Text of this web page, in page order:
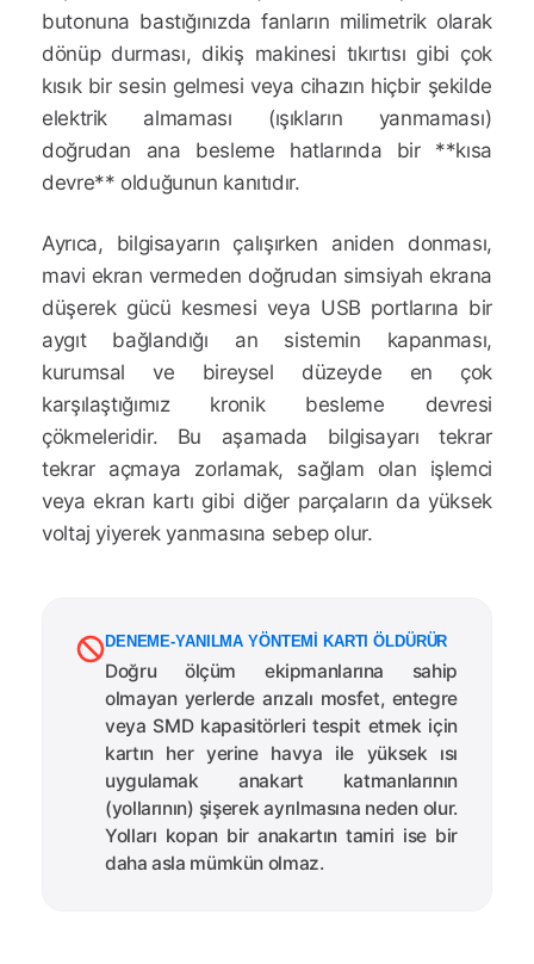
butonuna bastığınızda fanların milimetrik olarak
dönüp durması, dikiş makinesi tıkırtısı gibi çok
kısık bir sesin gelmesi veya cihazın hiçbir şekilde
elektrik almaması (ışıkların yanmaması)
doğrudan ana besleme hatlarında bir **kısa
devre** olduğunun kanıtıdır.
Ayrıca, bilgisayarın çalışırken aniden donması,
mavi ekran vermeden doğrudan simsiyah ekrana
düşerek gücü kesmesi veya USB portlarına bir
aygıt bağlandığı an sistemin kapanması,
kurumsal ve bireysel düzeyde en çok
karşılaştığımız kronik besleme devresi
çökmeleridir. Bu aşamada bilgisayarı tekrar
tekrar açmaya zorlamak, sağlam olan işlemci
veya ekran kartı gibi diğer parçaların da yüksek
voltaj yiyerek yanmasına sebep olur.
DENEME-YANILMA YÖNTEMI KARTI ÖLDÜRÜR
Doğru ölçüm ekipmanlarına sahip
olmayan yerlerde arızalı mosfet, entegre
veya SMD kapasitörleri tespit etmek için
kartın her yerine havya ile yüksek ısı
uygulamak anakart katmanlarının
(yollarının) şişerek ayrılmasına neden olur.
Yolları kopan bir anakartın tamiri ise bir
daha asla mümkün olmaz.